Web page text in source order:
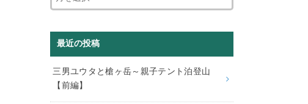
最近の投稿
三男ユウタと槍ヶ岳～親子テント泊登山
【前編】